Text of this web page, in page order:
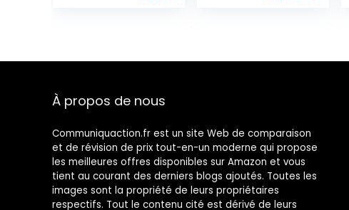
Batterie
Midday Dream
À propos de nous
Communiquaction.fr est un site Web de comparaison
et de révision de prix tout-en-un moderne qui propose
les meilleures offres disponibles sur Amazon et vous
tient au courant des derniers blogs ajoutés. Toutes les
images sont la propriété de leurs propriétaires
respectifs. Tout le contenu cité est dérivé de leurs